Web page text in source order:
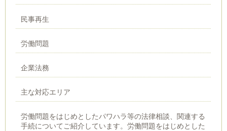
民事再生
労働問題
企業法務
主な対応エリア
労働問題をはじめとしたパワハラ等の法律相談、関連する
手続についてご紹介しています。労働問題をはじめとした